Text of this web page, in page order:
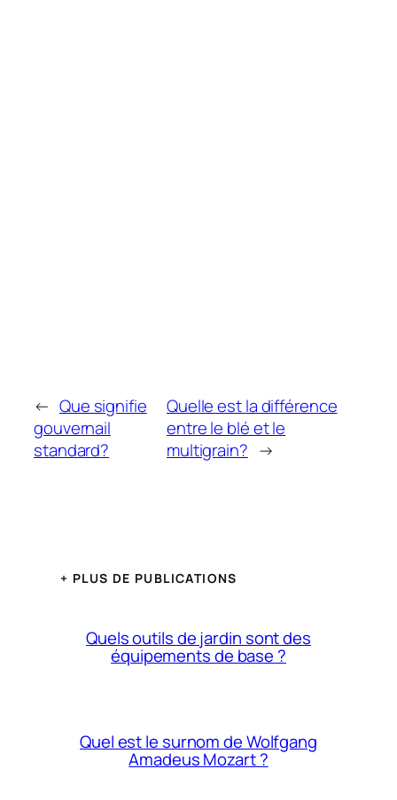
← Que signifie
gouvernail
standard?
Quelle est la différence
entre le blé et le
multigrain? →
+ PLUS DE PUBLICATIONS
Quels outils de jardin sont des
équipements de base ?
Quel est le surnom de Wolfgang
Amadeus Mozart ?